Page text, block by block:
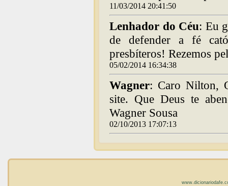
11/03/2014 20:41:50
Lenhador do Céu: Eu
de defender a fé
presbíteros! Rezemos
05/02/2014 16:34:38
Wagner: Caro Nilton,
site. Que Deus te
Wagner Sousa
02/10/2013 17:07:13